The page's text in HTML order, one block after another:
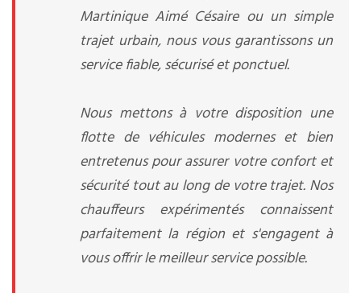
Martinique Aimé Césaire ou un simple
trajet urbain, nous vous garantissons un
service fiable, sécurisé et ponctuel.
Nous mettons à votre disposition une
flotte de véhicules modernes et bien
entretenus pour assurer votre confort et
sécurité tout au long de votre trajet. Nos
chauffeurs expérimentés connaissent
parfaitement la région et s'engagent à
vous offrir le meilleur service possible.